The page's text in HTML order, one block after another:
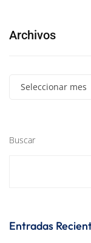
Archivos
Seleccionar mes
Buscar
Entradas